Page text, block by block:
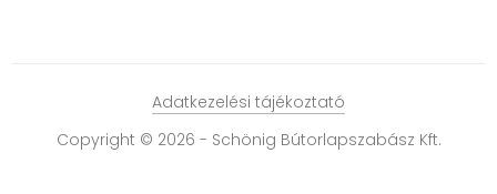
Copyright © 2026 - Schönig Bútorlapszabász Kft.
Adatkezelési tájékoztató